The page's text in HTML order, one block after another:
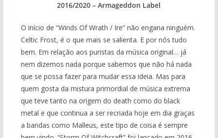
2016/2020 – Armageddon Label
O início de “Winds Of Wrath / Ire” não engana ninguém.
Celtic Frost, é o que mais se salienta. E por nós tudo
bem. Em relação aos puristas da música original… já
nem dizemos nada porque sabemos que não há nada
que se possa fazer para mudar essa ideia. Mas para
quem gosta da mistura primordial de música extrema
que teve tanto na origem do death como do black
metal e que continua a ser recriada hoje em dia graças
a bandas como Malleus, este tipo de coisa é sempre